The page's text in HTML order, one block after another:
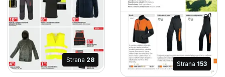
Strana 28
Strana 153